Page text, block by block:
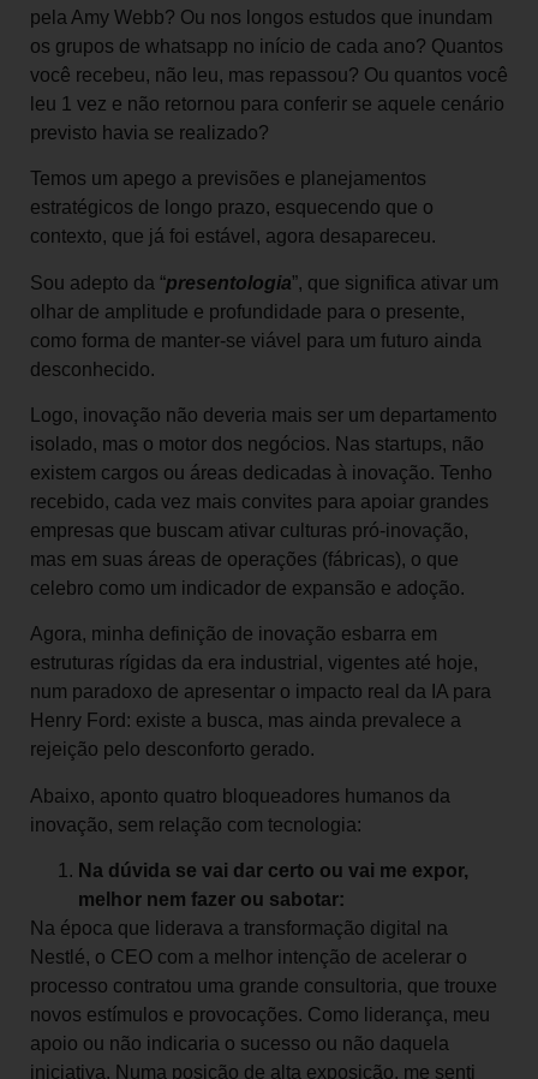
pela Amy Webb? Ou nos longos estudos que inundam
os grupos de whatsapp no início de cada ano? Quantos
você recebeu, não leu, mas repassou? Ou quantos você
leu 1 vez e não retornou para conferir se aquele cenário
previsto havia se realizado?
Temos um apego a previsões e planejamentos
estratégicos de longo prazo, esquecendo que o
contexto, que já foi estável, agora desapareceu.
Sou adepto da “presentologia”, que significa ativar um
olhar de amplitude e profundidade para o presente,
como forma de manter-se viável para um futuro ainda
desconhecido.
Logo, inovação não deveria mais ser um departamento
isolado, mas o motor dos negócios. Nas startups, não
existem cargos ou áreas dedicadas à inovação. Tenho
recebido, cada vez mais convites para apoiar grandes
empresas que buscam ativar culturas pró-inovação,
mas em suas áreas de operações (fábricas), o que
celebro como um indicador de expansão e adoção.
Agora, minha definição de inovação esbarra em
estruturas rígidas da era industrial, vigentes até hoje,
num paradoxo de apresentar o impacto real da IA para
Henry Ford: existe a busca, mas ainda prevalece a
rejeição pelo desconforto gerado.
Abaixo, aponto quatro bloqueadores humanos da
inovação, sem relação com tecnologia:
Na dúvida se vai dar certo ou vai me expor,
melhor nem fazer ou sabotar:
Na época que liderava a transformação digital na
Nestlé, o CEO com a melhor intenção de acelerar o
processo contratou uma grande consultoria, que trouxe
novos estímulos e provocações. Como liderança, meu
apoio ou não indicaria o sucesso ou não daquela
iniciativa. Numa posição de alta exposição, me senti